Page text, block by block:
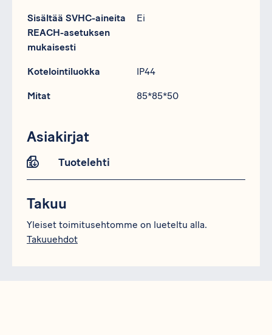
Sisältää SVHC-aineita
REACH-asetuksen
mukaisesti
Ei
Kotelointiluokka IP44
Mitat 85*85*50
Asiakirjat
Tuotelehti
Takuu
Yleiset toimitusehtomme on lueteltu alla.
Takuuehdot